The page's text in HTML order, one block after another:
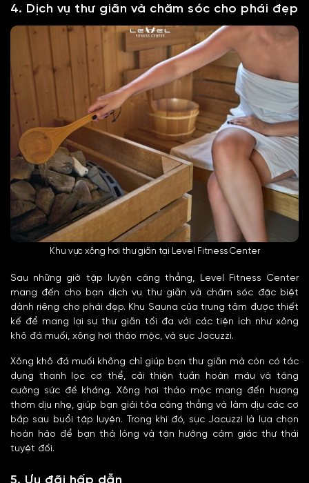
4. Dịch vụ thư giãn và chăm sóc cho phái đẹp
Khu vực xông hơi thư giãn tại Level Fitness Center
Sau những giờ tập luyện căng thẳng, Level Fitness Center
mang đến cho bạn dịch vụ thư giãn và chăm sóc đặc biệt
dành riêng cho phái đẹp. Khu Sauna của trung tâm được thiết
kế để mang lại sự thư giãn tối đa với các tiện ích như xông
khô đá muối, xông hơi thảo mộc, và sục Jacuzzi.
Xông khô đá muối không chỉ giúp bạn thư giãn mà còn có tác
dụng thanh lọc cơ thể, cải thiện tuần hoàn máu và tăng
cường sức đề kháng. Xông hơi thảo mộc mang đến hương
thơm dịu nhẹ, giúp bạn giải tỏa căng thẳng và làm dịu các cơ
bắp sau buổi tập luyện. Trong khi đó, sục Jacuzzi là lựa chọn
hoàn hảo để bạn thả lỏng và tận hưởng cảm giác thư thái
tuyệt đối.
5. Ưu đãi hấp dẫn